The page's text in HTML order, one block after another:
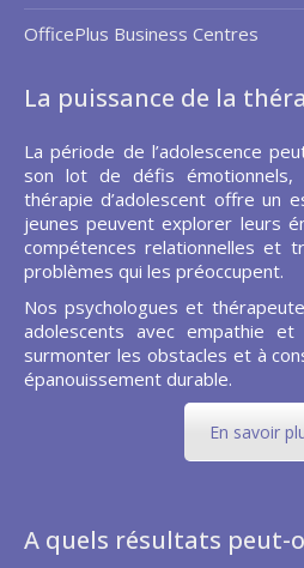
OfficePlus Business Centres
La puissance de la
La période de l’adolescence
son lot de défis émotionnels,
thérapie d’adolescent offre un
jeunes peuvent explorer leurs
compétences relationnelles et
problèmes qui les préoccupent.
Nos psychologues et
adolescents avec empathie
surmonter les obstacles et à
épanouissement durable.
En savoir
A quels résultats peut-